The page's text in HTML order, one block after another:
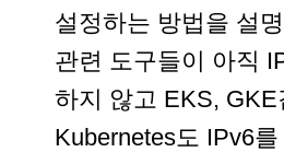
설정하는 방법을 설
관련 도구들이 아직
하지 않고 EKS, GKE
Kubernetes도 IPv6를